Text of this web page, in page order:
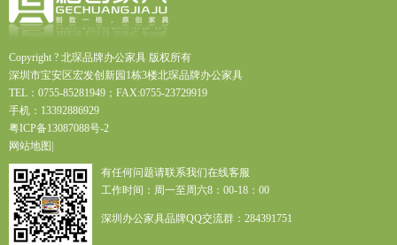
Copyright ? 北琛品牌办公家具 版权所有
深圳市宝安区宏发创新园1栋3楼北琛品牌办公家具
TEL：0755-85281949；FAX:0755-23729919
手机：13392886929
粤ICP备13087088号-2
网站地图|
有任何问题请联系我们在线客服
工作时间：周一至周六8：00-18：00
深圳办公家具品牌QQ交流群：284391751